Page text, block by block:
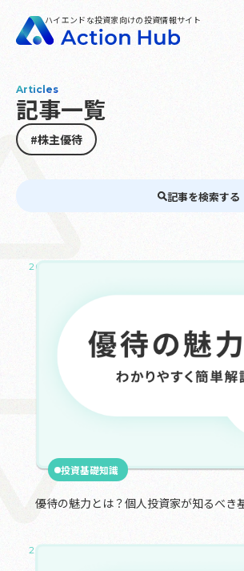
ハイエンドな投資家向けの投資情報サイト
お問
Articles
記事一覧
#株主優待
記事を検索する
2025.03.02
投資基礎知識
優待の魅力とは？個人投資家が知るべき
2025.01.31